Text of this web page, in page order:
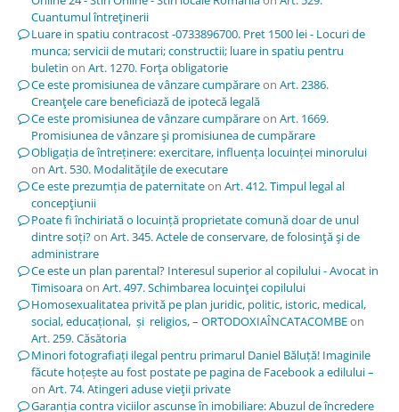
Cuantumul întreţinerii
Luare in spatiu contracost -0733896700. Pret 1500 lei - Locuri de
munca; servicii de mutari; constructii; luare in spatiu pentru
buletin on Art. 1270. Forţa obligatorie
Ce este promisiunea de vânzare cumpărareon Art. 2386.
Creanţele care beneficiază de ipotecă legală
Ce este promisiunea de vânzare cumpărareon Art. 1669.
Promisiunea de vânzare şi promisiunea de cumpărare
Obligația de întreținere: exercitare, influența locuinței minorului
on Art. 530. Modalităţile de executare
Ce este prezumția de paternitateon Art. 412. Timpul legal al
concepţiunii
Poate fi închiriată o locuință proprietate comună doar de unul
dintre soți?on Art. 345. Actele de conservare, de folosinţă şi de
administrare
Ce este un plan parental? Interesul superior al copilului - Avocat in
Timisoaraon Art. 497. Schimbarea locuinţei copilului
Homosexualitatea privită pe plan juridic, politic, istoric, medical,
social, educațional, și religios, – ORTODOXIAÎNCATACOMBEon
Art. 259. Căsătoria
Minori fotografiați ilegal pentru primarul Daniel Băluță! Imaginile
făcute hoțește au fost postate pe pagina de Facebook a edilului –
on Art. 74. Atingeri aduse vieţii private
Garanția contra viciilor ascunse în imobiliare: Abuzul de încredere